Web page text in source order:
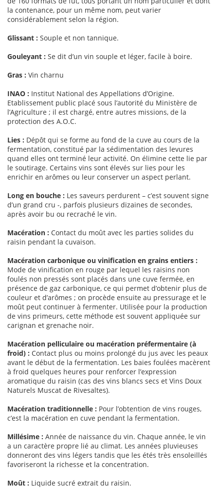
la contenance, pour un même nom, peut varier
considérablement selon la région.
Glissant : Souple et non tannique.
Gouleyant : Se dit d’un vin souple et léger, facile à boire.
Gras : Vin charnu
INAO : Institut National des Appellations d’Origine.
Etablissement public placé sous l’autorité du Ministère de
l’Agriculture ; il est chargé, entre autres missions, de la
protection des A.O.C.
Lies : Dépôt qui se forme au fond de la cuve au cours de la
fermentation, constitué par la sédimentation des levures
quand elles ont terminé leur activité. On élimine cette lie par
le soutirage. Certains vins sont élevés sur lies pour les
enrichir en arômes ou leur conserver un aspect perlant.
Long en bouche : Les saveurs perdurent – c’est souvent signe
d’un grand cru -, parfois plusieurs dizaines de secondes,
après avoir bu ou recraché le vin.
Macération : Contact du moût avec les parties solides du
raisin pendant la cuvaison.
Macération carbonique ou vinification en grains entiers :
Mode de vinification en rouge par lequel les raisins non
foulés non pressés sont placés dans une cuve fermée, en
présence de gaz carbonique, ce qui permet d’obtenir plus de
couleur et d’arômes ; on procède ensuite au pressurage et le
moût peut continuer à fermenter. Utilisée pour la production
de vins primeurs, cette méthode est souvent appliquée sur
carignan et grenache noir.
Macération pelliculaire ou macération préfermentaire (à
froid) : Contact plus ou moins prolongé du jus avec les peaux
avant le début de la fermentation. Les baies foulées macèrent
à froid quelques heures pour renforcer l’expression
aromatique du raisin (cas des vins blancs secs et Vins Doux
Naturels Muscat de Rivesaltes).
Macération traditionnelle : Pour l’obtention de vins rouges,
c’est la macération en cuve pendant la fermentation.
Millésime : Année de naissance du vin. Chaque année, le vin
a un caractère propre lié au climat. Les années pluvieuses
donneront des vins légers tandis que les étés très ensoleillés
favoriseront la richesse et la concentration.
Moût : Liquide sucré extrait du raisin.